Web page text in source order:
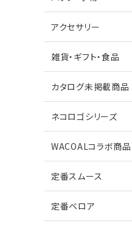
シューズ
カタログ未掲載商品
鎌倉シャツコラボ
アクセサリー
雑貨・ギフト・食品
カタログ未掲載商品
ネコロゴシリーズ
WACOALコラボ商品
定番スムース
定番ベロア